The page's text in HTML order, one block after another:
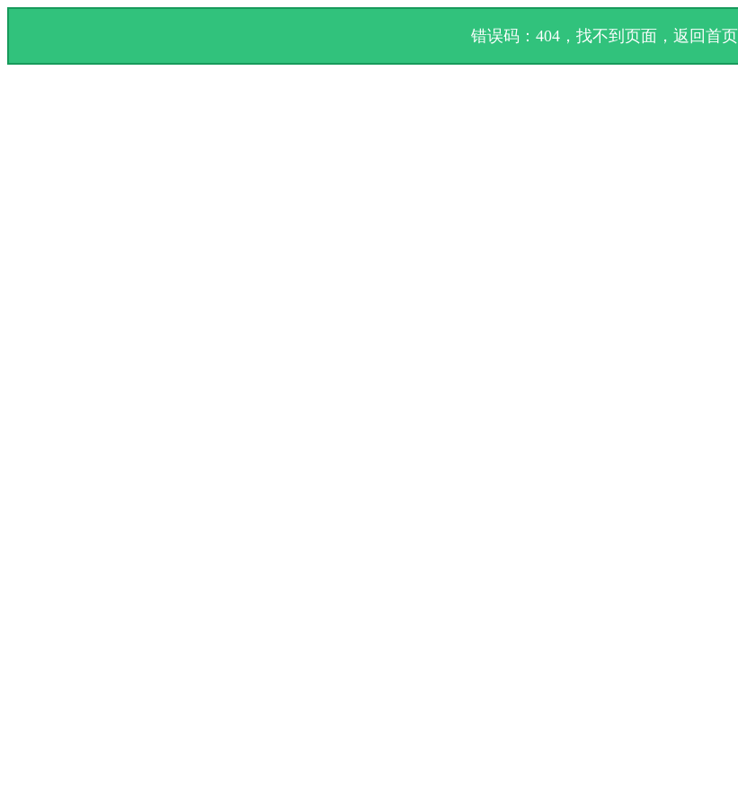
错误码：404，找不到页面， 返回首页